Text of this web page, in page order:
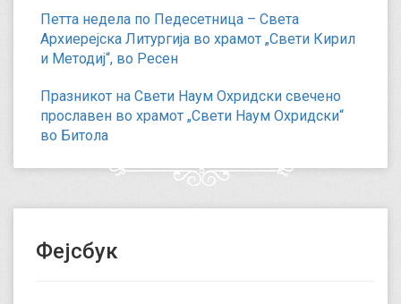
Петта недела по Педесетница – Света
Архиерејска Литургија во храмот „Свети Кирил
и Методиј“, во Ресен
Празникот на Свети Наум Охридски свечено
прославен во храмот „Свети Наум Охридски“
во Битола
Фејсбук